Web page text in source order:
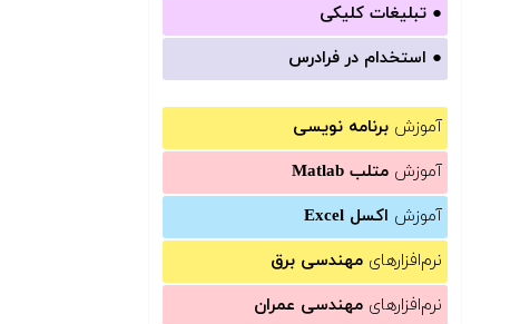
● تبلیغات کلیکی
● استخدام در فرادرس
آموزش برنامه نویسی
آموزش متلب Matlab
آموزش اکسل Excel
نرم‌افزارهای مهندسی برق
نرم‌افزارهای مهندسی عمران